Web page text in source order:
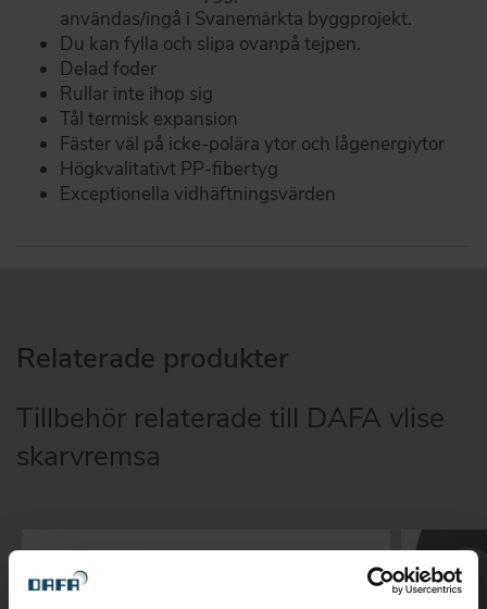
användas/ingå i Svanemärkta byggprojekt.
Du kan fylla och slipa ovanpå tejpen.
Delad foder
Rullar inte ihop sig
Tål termisk expansion
Fäster väl på icke-polära ytor och lågenergiytor
Högkvalitativt PP-fibertyg
Exceptionella vidhäftningsvärden
Relaterade produkter
Tillbehör relaterade till DAFA vlise
skarvremsa